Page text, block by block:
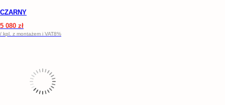
CZARNY
5 080 zł
/ kpl. z montażem i VAT8%